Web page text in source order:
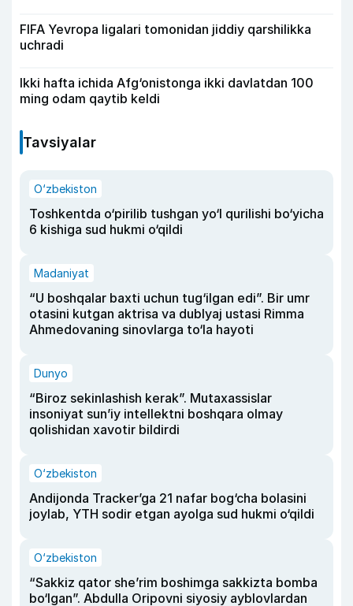
FIFA Yevropa ligalari tomonidan jiddiy qarshilikka
uchradi
Ikki hafta ichida Afg‘onistonga ikki davlatdan 100
ming odam qaytib keldi
Tavsiyalar
O‘zbekiston
Toshkentda o‘pirilib tushgan yo‘l qurilishi bo‘yicha
6 kishiga sud hukmi o‘qildi
Madaniyat
“U boshqalar baxti uchun tug‘ilgan edi”. Bir umr
otasini kutgan aktrisa va dublyaj ustasi Rimma
Ahmedovaning sinovlarga to‘la hayoti
Dunyo
“Biroz sekinlashish kerak”. Mutaxassislar
insoniyat sun’iy intellektni boshqara olmay
qolishidan xavotir bildirdi
O‘zbekiston
Andijonda Tracker’ga 21 nafar bog‘cha bolasini
joylab, YTH sodir etgan ayolga sud hukmi o‘qildi
O‘zbekiston
“Sakkiz qator she’rim boshimga sakkizta bomba
bo‘lgan”. Abdulla Oripovni siyosiy ayblovlardan